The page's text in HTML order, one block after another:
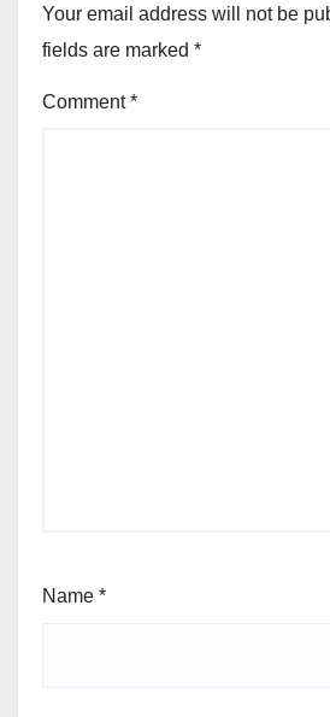
Your email address will not be
fields are marked *
Comment*
Name *